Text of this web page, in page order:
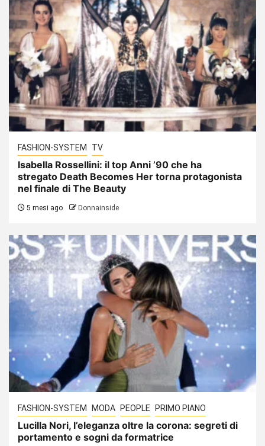
FASHION-SYSTEM TV
Isabella Rossellini: il top Anni ’90 che ha
stregato Death Becomes Her torna protagonista
nel finale di The Beauty
5 mesi ago Donnainside
FASHION-SYSTEM MODA PEOPLE PRIMO PIANO
Lucilla Nori, l’eleganza oltre la corona: segreti di
portamento e sogni da formatrice